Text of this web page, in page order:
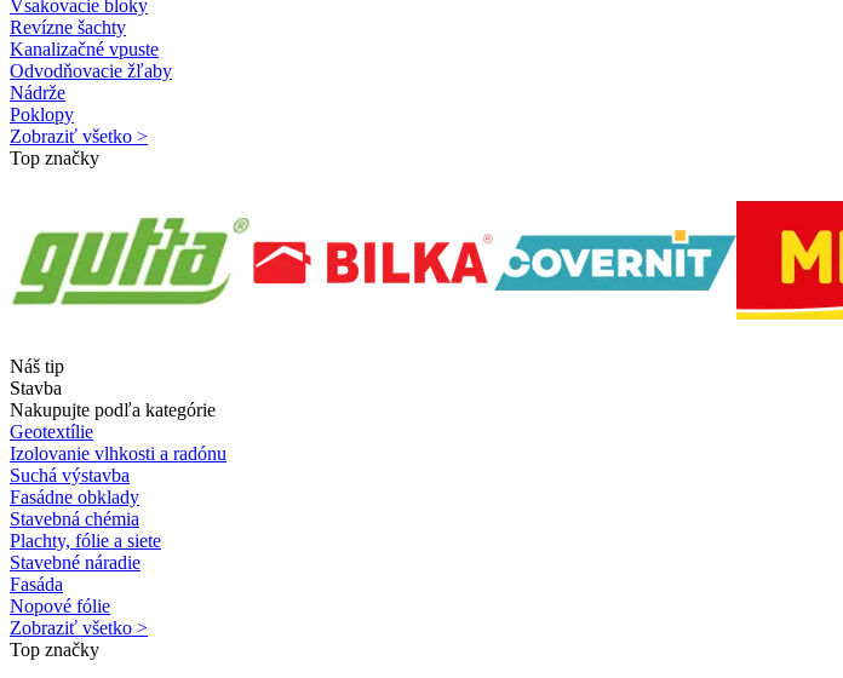
Vsakovacie bloky
Revízne šachty
Kanalizačné vpuste
Odvodňovacie žľaby
Nádrže
Poklopy
Zobraziť všetko >
Top značky
Náš tip
Stavba
Nakupujte podľa kategórie
Geotextílie
Izolovanie vlhkosti a radónu
Suchá výstavba
Fasádne obklady
Stavebná chémia
Plachty, fólie a siete
Stavebné náradie
Fasáda
Nopové fólie
Zobraziť všetko >
Top značky